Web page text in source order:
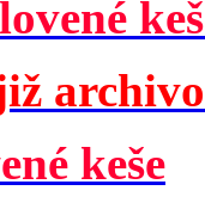
keše